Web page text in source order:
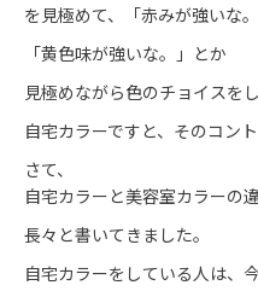
を見極めて、「赤みが強いな。
「黄色味が強いな。」とか
見極めながら色のチョイスをし
自宅カラーですと、そのコン
さて、
自宅カラーと美容室カラーの
長々と書いてきました。
自宅カラーをしている人は、今